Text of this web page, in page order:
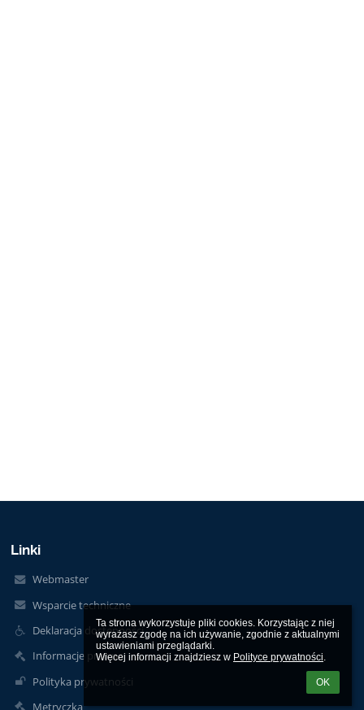
Ta strona wykorzystuje pliki cookies. Korzystając z niej
wyrażasz zgodę na ich używanie, zgodnie z aktualnymi
ustawieniami przeglądarki.
Więcej informacji znajdziesz w Polityce prywatności.
OK
Linki
Webmaster
Wsparcie techniczne
Deklaracja dostępności
Informacje prawne
Polityka prywatności
Metryczka